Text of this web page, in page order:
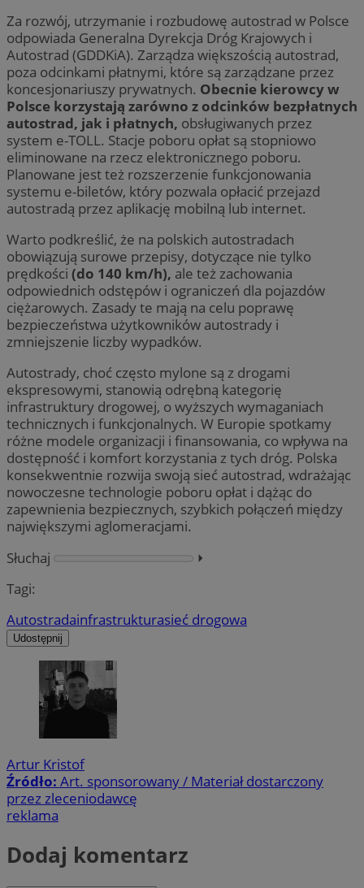
Za rozwój, utrzymanie i rozbudowę autostrad w Polsce
odpowiada Generalna Dyrekcja Dróg Krajowych i
Autostrad (GDDKiA). Zarządza większością autostrad,
poza odcinkami płatnymi, które są zarządzane przez
koncesjonariuszy prywatnych. Obecnie kierowcy w
Polsce korzystają zarówno z odcinków bezpłatnych
autostrad, jak i płatnych, obsługiwanych przez
system e-TOLL. Stacje poboru opłat są stopniowo
eliminowane na rzecz elektronicznego poboru.
Planowane jest też rozszerzenie funkcjonowania
systemu e-biletów, który pozwala opłacić przejazd
autostradą przez aplikację mobilną lub internet.
Warto podkreślić, że na polskich autostradach
obowiązują surowe przepisy, dotyczące nie tylko
prędkości (do 140 km/h), ale też zachowania
odpowiednich odstępów i ograniczeń dla pojazdów
ciężarowych. Zasady te mają na celu poprawę
bezpieczeństwa użytkowników autostrady i
zmniejszenie liczby wypadków.
Autostrady, choć często mylone są z drogami
ekspresowymi, stanowią odrębną kategorię
infrastruktury drogowej, o wyższych wymaganiach
technicznych i funkcjonalnych. W Europie spotkamy
różne modele organizacji i finansowania, co wpływa na
dostępność i komfort korzystania z tych dróg. Polska
konsekwentnie rozwija swoją sieć autostrad, wdrażając
nowoczesne technologie poboru opłat i dążąc do
zapewnienia bezpiecznych, szybkich połączeń między
największymi aglomeracjami.
Słuchaj
⏵︎
Tagi:
Autostradainfrastrukturasieć drogowa
Udostępnij
Artur Kristof
Źródło: Art. sponsorowany / Materiał dostarczony
przez zleceniodawcę
reklama
Dodaj komentarz